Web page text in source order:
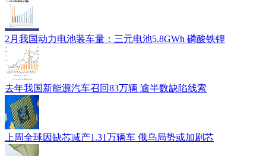
2月我国动力电池装车量：三元电池5.8GWh 磷酸铁锂
去年我国新能源汽车召回83万辆 逾半数缺陷线索
上周全球因缺芯减产1.31万辆车 俄乌局势或加剧芯